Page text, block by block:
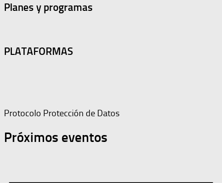
Planes y programas
PLATAFORMAS
Protocolo Protección de Datos
Próximos eventos